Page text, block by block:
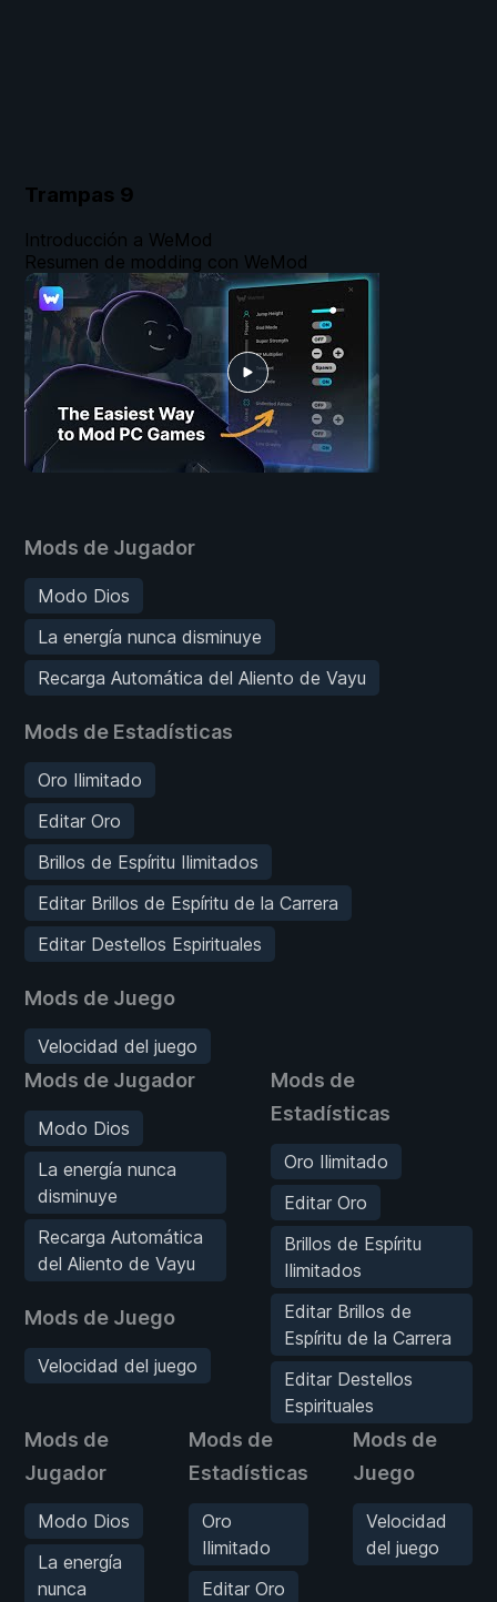
Trampas 9
Mods de Jugador
Modo Dios
La energía nunca disminuye
Recarga Automática del Aliento de Vayu
Mods de Estadísticas
Oro Ilimitado
Editar Oro
Brillos de Espíritu Ilimitados
Editar Brillos de Espíritu de la Carrera
Editar Destellos Espirituales
Mods de Juego
Velocidad del juego
Mods de Jugador
Modo Dios
La energía nunca
disminuye
Recarga Automática
del Aliento de Vayu
Mods de Juego
Velocidad del juego
Mods de
Estadísticas
Oro Ilimitado
Editar Oro
Brillos de Espíritu
Ilimitados
Editar Brillos de
Espíritu de la Carrera
Editar Destellos
Espirituales
Mods de
Jugador
Modo Dios
La energía
nunca
Mods de
Estadísticas
Oro
Ilimitado
Editar Oro
Mods de
Juego
Velocidad
del juego
Introducción a WeMod
Resumen de modding con WeMod